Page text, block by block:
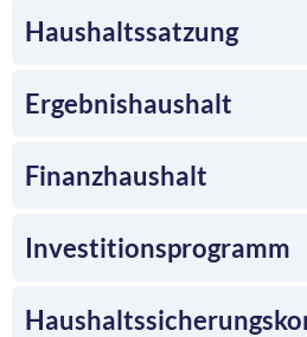
Haushaltssatzung
Ergebnishaushalt
Finanzhaushalt
Investitionsprogramm